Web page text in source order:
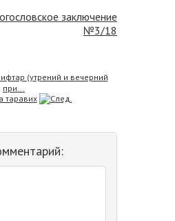
заключение
№3/18
ифтар (утрений и вечерний
при...
таравих